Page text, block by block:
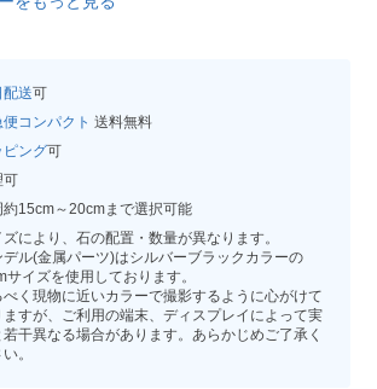
配送可
コンパクト 送料無料
ピング可
可
約15cm～20cmまで選択可能
により、石の配置・数量が異なります。
デル(金属パーツ)はシルバーブラックカラーの
サイズを使用しております。
べく現物に近いカラーで撮影するように心がけて
ますが、ご利用の端末、ディスプレイによって実
若干異なる場合があります。あらかじめご了承く
。